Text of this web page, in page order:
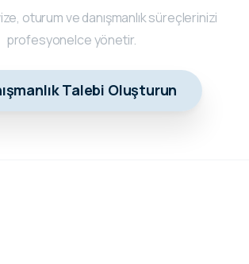
oturum ve danışmanlık süreçlerinizi
profesyonelce yönetir.
Talebi Oluşturun